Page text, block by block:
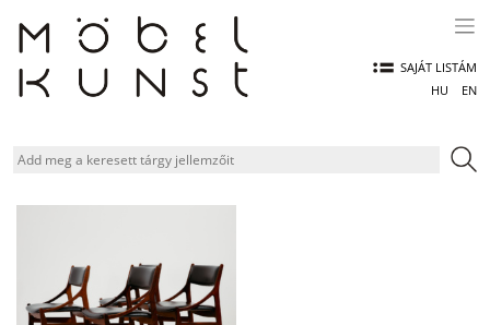
content
SAJÁT LISTÁM
HU
EN